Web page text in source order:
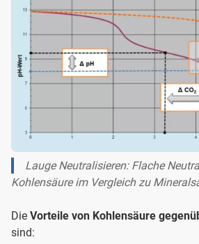
Lauge Neutralisieren: Flache
Kohlensäure im Vergleich zu
Die Vorteile von Kohlensäure
sind: